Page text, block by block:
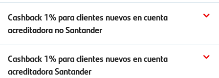
Cashback 1% para clientes nuevos en cuenta
acreditadora no Santander
Cashback 1% para clientes nuevos en cuenta
acreditadora Santander